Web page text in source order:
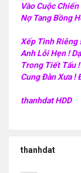
Vào Cuộc
Nợ Tang Bồng
Xếp Tình Riêng
Anh Lỗi Hẹn !
Trong Tiết Tấu
Cung Đàn Xưa !
thanhdat HDD
thanhdat